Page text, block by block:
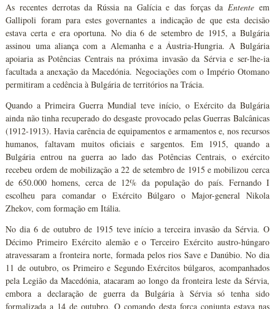
As recentes derrotas da Rússia na Galícia e das forças da Ententeem
Gallipoli foram para estes governantes a indicação de que esta decisão
estava certa e era oportuna. No dia 6 de setembro de 1915, a Bulgária
assinou uma aliança com a Alemanha e a Áustria-Hungria. A Bulgária
apoiaria as Potências Centrais na próxima invasão da Sérvia e ser-lhe-ia
facultada a anexação da Macedónia. Negociações com o Império Otomano
permitiram a cedência à Bulgária de territórios na Trácia.
Quando a Primeira Guerra Mundial teve início, o Exército da Bulgária
ainda não tinha recuperado do desgaste provocado pelas Guerras Balcânicas
(1912-1913). Havia carência de equipamentos e armamentos e, nos recursos
humanos, faltavam muitos oficiais e sargentos. Em 1915, quando a
Bulgária entrou na guerra ao lado das Potências Centrais, o exército
recebeu ordem de mobilização a 22 de setembro de 1915 e mobilizou cerca
de 650.000 homens, cerca de 12% da população do país. Fernando I
escolheu para comandar o Exército Búlgaro o Major-general Nikola
Zhekov, com formação em Itália.
No dia 6 de outubro de 1915 teve início a terceira invasão da Sérvia. O
Décimo Primeiro Exército alemão e o Terceiro Exército austro-húngaro
atravessaram a fronteira norte, formada pelos rios Save e Danúbio. No dia
11 de outubro, os Primeiro e Segundo Exércitos búlgaros, acompanhados
pela Legião da Macedónia, atacaram ao longo da fronteira leste da Sérvia,
embora a declaração de guerra da Bulgária à Sérvia só tenha sido
formalizada a 14 de outubro. O comando desta força conjunta estava nas